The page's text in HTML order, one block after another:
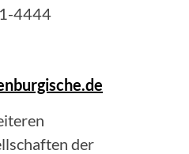
4444
der